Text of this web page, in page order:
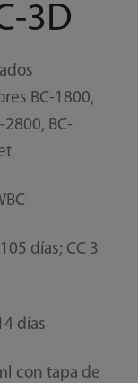
3D
BC-1800,
2800, BC-
días; CC 3
días
con tapa de